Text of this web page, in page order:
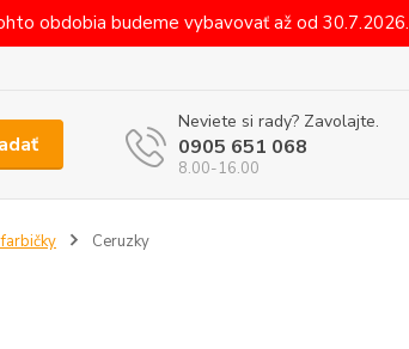
obdobia budeme vybavovať až od 30.7.2026.
Neviete si rady? Zavolajte.
0905 651 068
8.00-16.00
Ceruzky